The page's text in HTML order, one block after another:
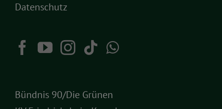
Datenschutz
Bündnis 90/Die Grünen